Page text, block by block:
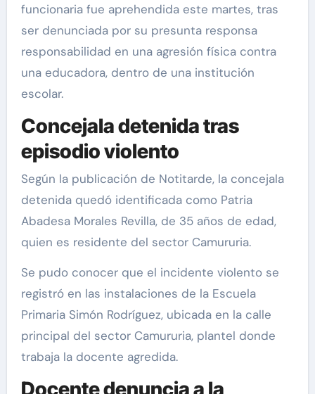
funcionaria fue aprehendida este martes, tras
ser denunciada por su presunta responsa
responsabilidad en una agresión física contra
una educadora, dentro de una institución
escolar.
Concejala detenida tras
episodio violento
Según la publicación de Notitarde, la concejala
detenida quedó identificada como Patria
Abadesa Morales Revilla, de 35 años de edad,
quien es residente del sector Camururia.
Se pudo conocer que el incidente violento se
registró en las instalaciones de la Escuela
Primaria Simón Rodríguez, ubicada en la calle
principal del sector Camururia, plantel donde
trabaja la docente agredida.